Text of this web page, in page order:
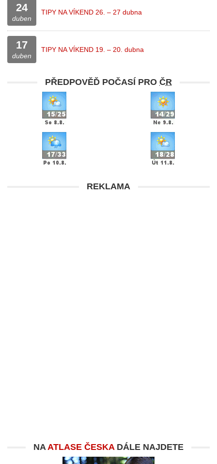
24
duben
TIPY NA VÍKEND 26. – 27 dubna
17
duben
TIPY NA VÍKEND 19. – 20. dubna
PŘEDPOVĚĎ POČASÍ PRO ČR
REKLAMA
NAATLASE ČESKADÁLE NAJDETE